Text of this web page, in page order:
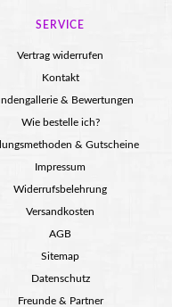
SERVICE
Vertrag widerrufen
Kontakt
& Bewertungen
Wie bestelle ich?
& Gutscheine
Impressum
Widerrufsbelehrung
Versandkosten
AGB
Sitemap
Datenschutz
Freunde & Partner